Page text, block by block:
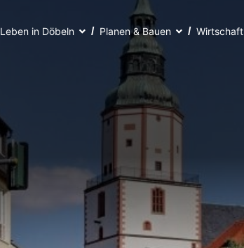
Leben in Döbeln Planen & Bauen Wirtschaft